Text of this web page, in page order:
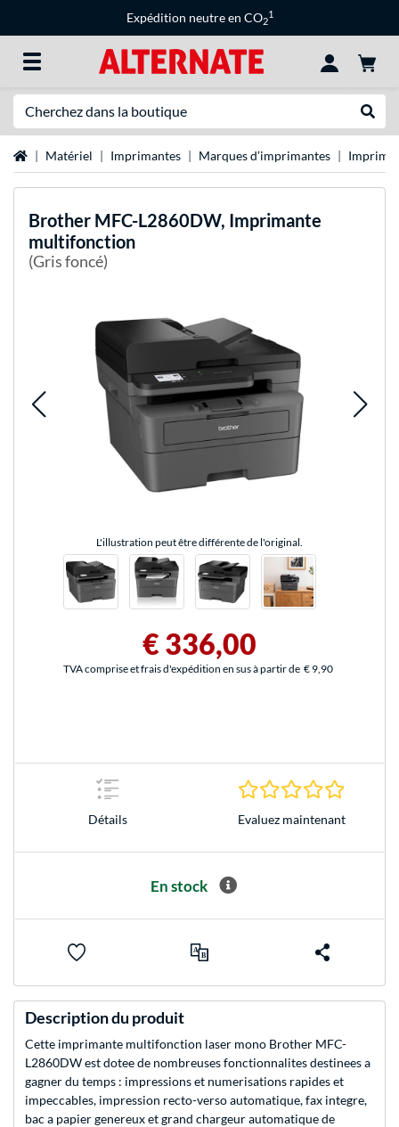
Expédition neutre en CO2
1
Page d'accueil
Matériel Imprimantes Marques d’imprimantes
Brother MFC-L2860DW, Imprimante
multifonction
(Gris foncé)
L'illustration peut être différente de l'original.
€ 336,00
TVA comprise et frais d'expédition en sus à partir de € 9,90
Détails Evaluez maintenant
En stock
Description du produit
Cette imprimante multifonction laser mono Brother MFC-
L2860DW est dotee de nombreuses fonctionnalites destinees a
gagner du temps : impressions et numerisations rapides et
impeccables, impression recto-verso automatique, fax integre,
bac a papier genereux et grand chargeur automatique de